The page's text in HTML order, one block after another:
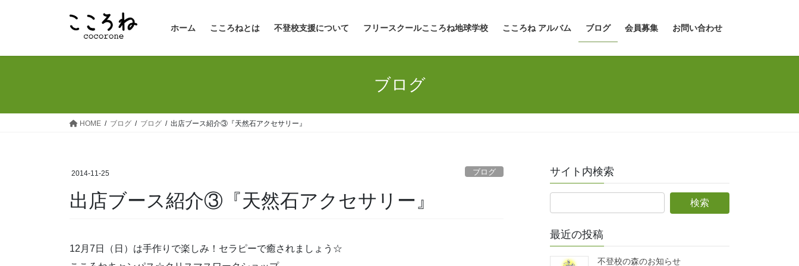
ホーム こころねとは 不登校支援について フリースクールこころね地球学校 こころね アルバム ブログ 会員募集 お問い合わせ
ブログ
HOME ブログ ブログ 出店ブース紹介③『天然石アクセサリー』
2014-11-25 ブログ
出店ブース紹介③『天然石アクセサリー』
12月7日（日）は手作りで楽しみ！セラピーで癒されましょう☆
サイト内検索
最近の投稿
不登校の森のお知らせ